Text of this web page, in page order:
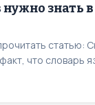
нужно знать
статью:
что словарь